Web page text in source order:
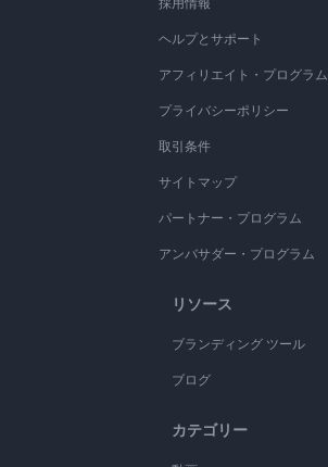
ヘルプとサポート
アフィリエイト・プログラム
プライバシーポリシー
取引条件
サイトマップ
パートナー・プログラム
アンバサダー・プログラム
リソース
ブランディング ツール
ブログ
カテゴリー